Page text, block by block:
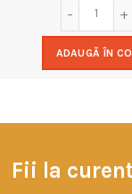
ADAUGĂ ÎN
Fii la